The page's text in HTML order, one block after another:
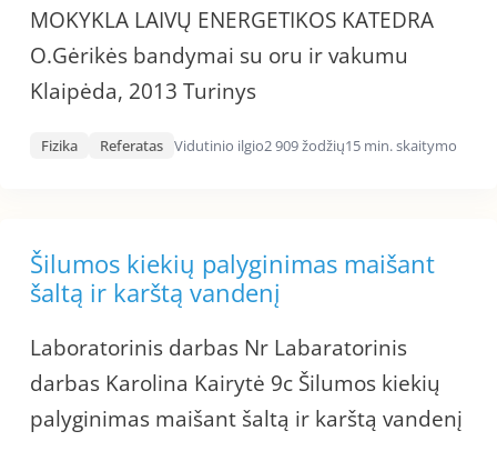
MOKYKLA LAIVŲ ENERGETIKOS KATEDRA
O.Gėrikės bandymai su oru ir vakumu
Klaipėda, 2013 Turinys
Fizika Referatas Vidutinio ilgio2 909 žodžių15 min. skaitymo
Šilumos kiekių palyginimas maišant
šaltą ir karštą vandenį
Laboratorinis darbas Nr Labaratorinis
darbas Karolina Kairytė 9c Šilumos kiekių
palyginimas maišant šaltą ir karštą vandenį